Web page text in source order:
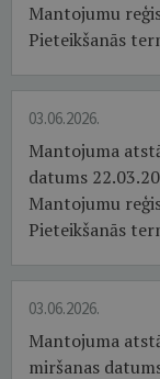
Mantojumu
Pieteikšanās
03.06.2026.
Mantojuma
datums
Mantojumu
Pieteikšanās
03.06.2026.
Mantojuma
miršanas